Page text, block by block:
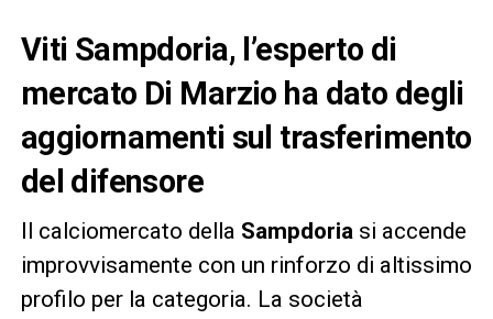
Viti Sampdoria, l’esperto di
mercato Di Marzio ha dato degli
aggiornamenti sul trasferimento
del difensore
Il calciomercato della Sampdoriasi accende
improvvisamente con un rinforzo di altissimo
profilo per la categoria. La società